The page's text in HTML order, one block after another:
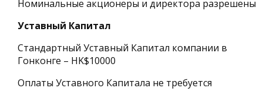
Номинальные акционеры и директора разрешены
Уставный Капитал
Стандартный Уставный Капитал компании в
Гонконге – HK$10000
Оплаты Уставного Капитала не требуется